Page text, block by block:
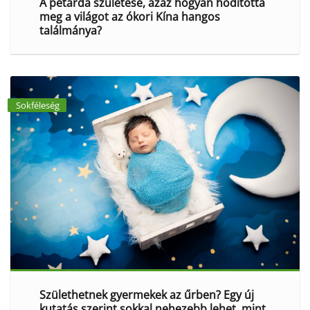
meg a világot az ókori Kína hangos
találmánya?
Sokféleség
Születhetnek gyermekek az űrben? Egy új